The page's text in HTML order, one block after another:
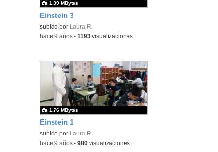
Einstein 3
subido por Laura R.
1.89 MBytes
-hace 9 años -1193 visualizaciones
Einstein 1
subido por Laura R.
1.76 MBytes
-hace 9 años -980 visualizaciones